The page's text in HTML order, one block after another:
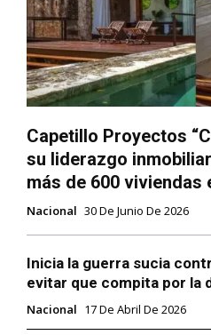
Capetillo Proyectos
su liderazgo
más de 600 viviendas
Nacional 30 De Junio De 2026
Inicia la guerra sucia
evitar que compita por la
Nacional 17 De Abril De 2026